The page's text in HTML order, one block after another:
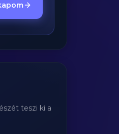
teszi ki a